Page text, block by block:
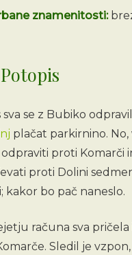
znamenitosti:
Potopis
sva se z Bubiko
plačat parkirnino. No,
proti Komarči
proti Dolini
kakor bo pač naneslo.
računa sva
Sledil je vzpon,